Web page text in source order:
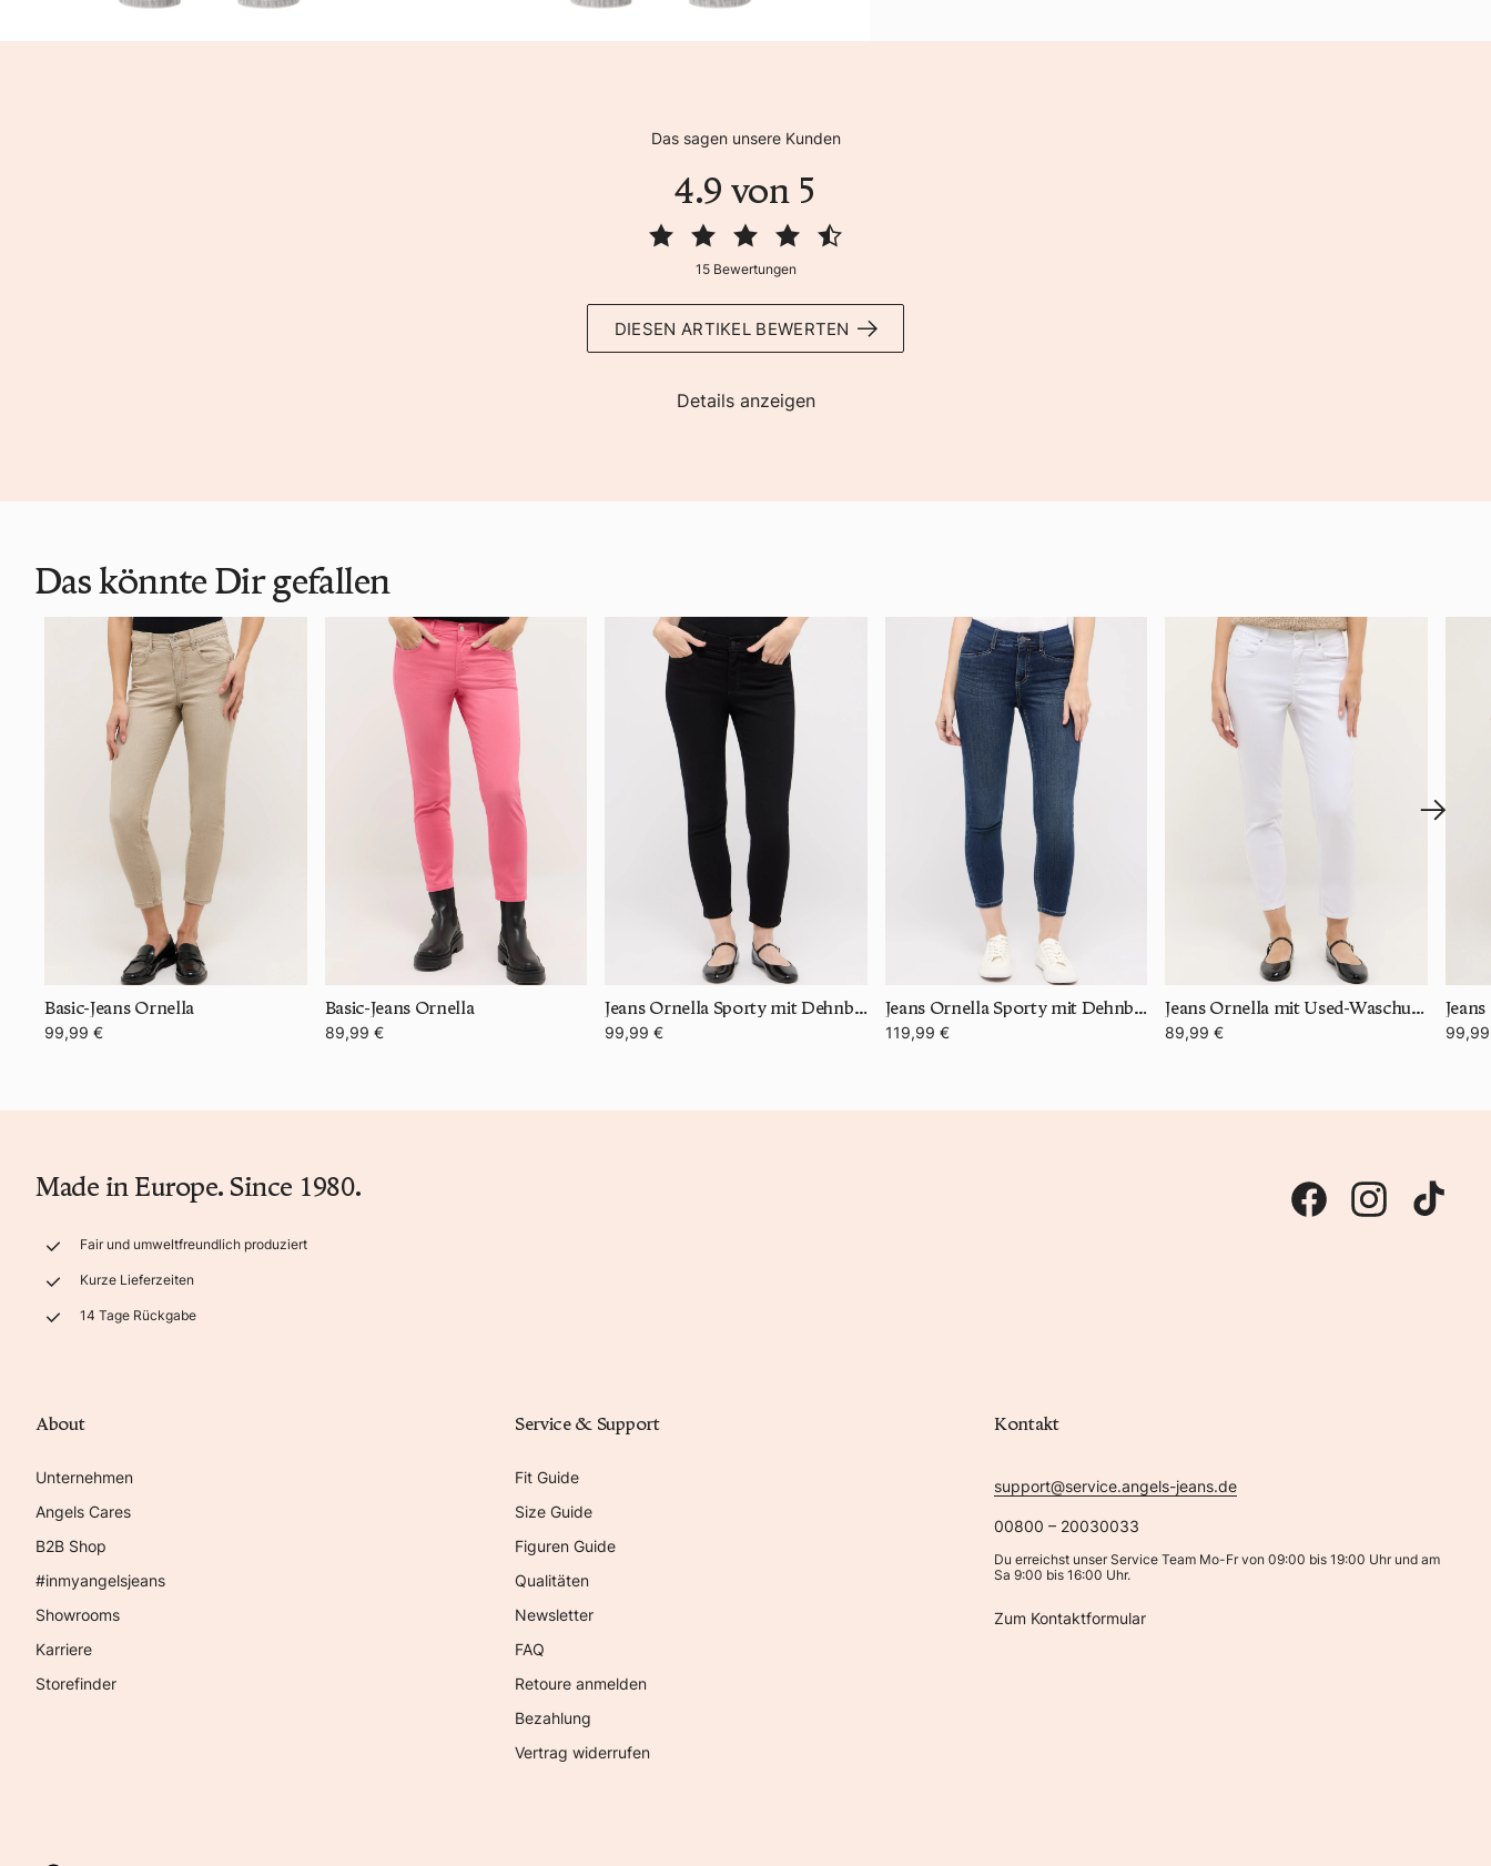
Das sagen unsere Kunden
4.9 von 5
15 Bewertungen
DIESEN ARTIKEL BEWERTEN
Details anzeigen
Das könnte Dir gefallen
Basic-Jeans Ornella
99,99 €
Basic-Jeans Ornella
89,99 €
Jeans Ornella Sporty mit Dehnbund
99,99 €
Jeans Ornella Sporty mit Dehnbund
119,99 €
Jeans Ornella mit Used-Waschung
89,99 €
Made in Europe. Since 1980.
Fair und umweltfreundlich produziert
Kurze Lieferzeiten
14 Tage Rückgabe
About
Unternehmen
Angels Cares
B2B Shop
#inmyangelsjeans
Showrooms
Karriere
Storefinder
Service & Support
Fit Guide
Size Guide
Figuren Guide
Qualitäten
Newsletter
FAQ
Retoure anmelden
Bezahlung
Vertrag widerrufen
Kontakt
support@service.angels-jeans.de
00800 – 20030033
Du erreichst unser Service Team Mo-Fr von 09:00 bis 19:00 Uhr und am
Sa 9:00 bis 16:00 Uhr.
Zum Kontaktformular